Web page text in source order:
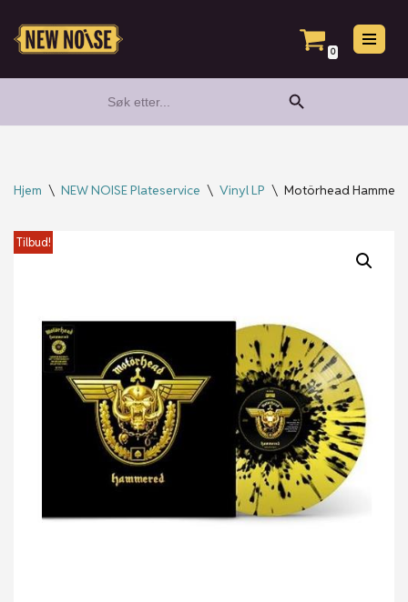
Hopp
0
for:
Search Button
Hjem \ NEW NOISE Plateservice \ Vinyl LP \ Motörhead
Tilbud!